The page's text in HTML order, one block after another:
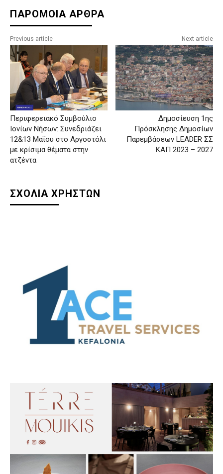
ΠΑΡΟΜΟΙΑ ΑΡΘΡΑ
Previous article
Περιφερειακό Συμβούλιο
Ιονίων Νήσων: Συνεδριάζει
12&13 Μαΐου στο Αργοστόλι
με κρίσιμα θέματα στην
ατζέντα
Next article
Δημοσίευση 1ης
Πρόσκλησης Δημοσίων
Παρεμβάσεων LEADER ΣΣ
ΚΑΠ 2023 – 2027
ΣΧΟΛΙΑ ΧΡΗΣΤΩΝ